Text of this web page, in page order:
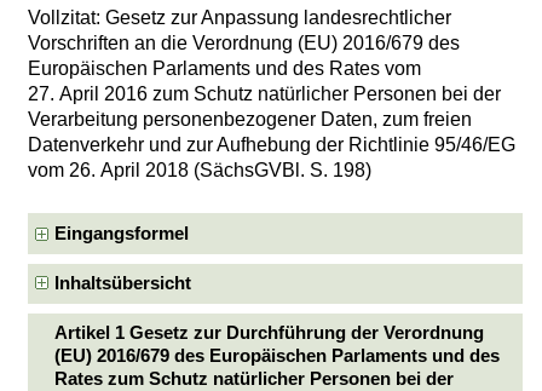
Vollzitat: Gesetz zur Anpassung landesrechtlicher
Vorschriften an die Verordnung (EU) 2016/679 des
Europäischen Parlaments und des Rates vom
27. April 2016 zum Schutz natürlicher Personen bei der
Verarbeitung personenbezogener Daten, zum freien
Datenverkehr und zur Aufhebung der Richtlinie 95/46/EG
vom 26. April 2018 (SächsGVBl. S. 198)
Eingangsformel
Inhaltsübersicht
Artikel 1 Gesetz zur Durchführung der Verordnung
(EU) 2016/679 des Europäischen Parlaments und des
Rates zum Schutz natürlicher Personen bei der